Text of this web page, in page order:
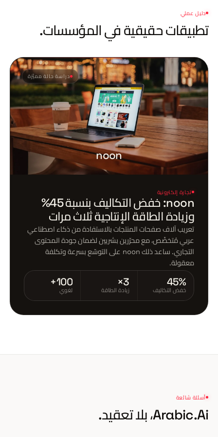
دليل عملي
تطبيقات حقيقيةفي المؤسسات.
تجارة إلكترونية noon: خفض التكاليف بنسبة 45%
وزيادة الطاقة الإنتاجية ثلاث مرات
تعريب آلاف صفحات المنتجات بالاستفادة من ذكاء اصطناعي
عربي مُتخصِّص، مع محرّرين بشريين لضمان جودة المحتوى
التجاري. ساعد ذلك noon على التوسّع بسرعة وتكلفة
معقولة.
45%
خفض التكاليف 3×
زيادة الطاقة 100+
لغوي
دراسة حالة مميَّزة
noon
أسئلة شائعة
Arabic.Ai، بلا تعقيد.